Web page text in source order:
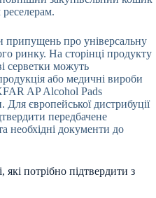
реселерам.
припущень про універсальну
ринку. На сторінці продукту
серветки можуть
або медичні вироби
AP Alcohol Pads
європейської дистрибуції
передбачене
необхідні документи до
потрібно підтвердити з